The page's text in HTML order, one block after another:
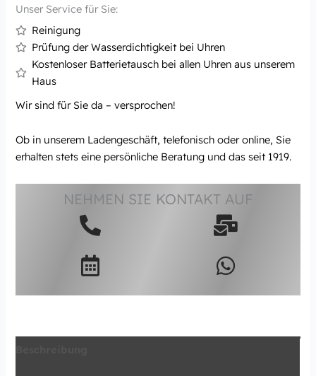
Unser Service für Sie:
Reinigung
Prüfung der Wasserdichtigkeit bei Uhren
Kostenloser Batterietausch bei allen Uhren aus unserem
Haus
Wir sind für Sie da – versprochen!
Ob in unserem Ladengeschäft, telefonisch oder online, Sie
erhalten stets eine persönliche Beratung und das seit 1919.
NEHMEN SIE KONTAKT AUF